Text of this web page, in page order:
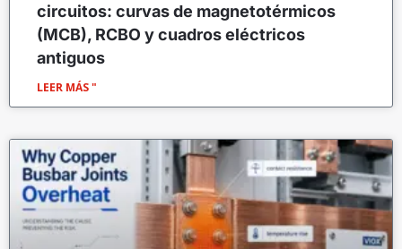
circuitos: curvas de magnetotérmicos
(MCB), RCBO y cuadros eléctricos
antiguos
LEER MÁS "